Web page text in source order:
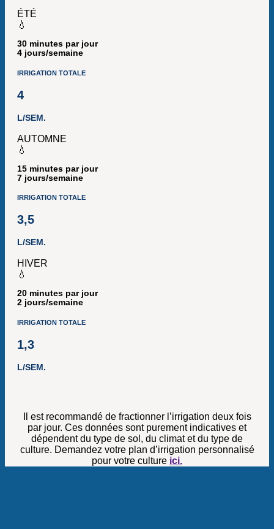
ÉTÉ
💧
30 minutes par jour
4 jours/semaine
IRRIGATION TOTALE
4
L/SEM.
AUTOMNE
💧
15 minutes par jour
7 jours/semaine
IRRIGATION TOTALE
3,5
L/SEM.
HIVER
💧
20 minutes par jour
2 jours/semaine
IRRIGATION TOTALE
1,3
L/SEM.
Il est recommandé de fractionner l’irrigation deux fois
par jour. Ces données sont purement indicatives et
dépendent du type de sol, du climat et du type de
culture. Demandez votre plan d’irrigation personnalisé
pour votre culture ici.